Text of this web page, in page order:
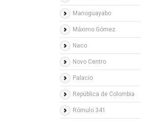
Manoguayabo
Máximo Gómez
Naco
Novo Centro
Palacio
República de Colombia
Rómulo 341